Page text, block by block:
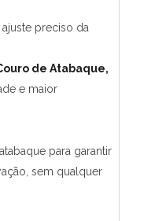
ajuste preciso da
de Atabaque,
e maior
para garantir
sem qualquer